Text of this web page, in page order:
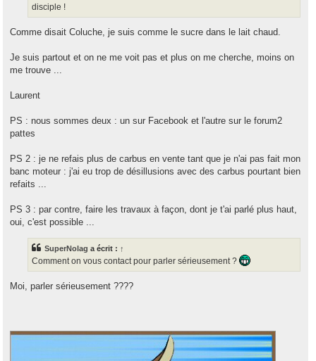
disciple !
Comme disait Coluche, je suis comme le sucre dans le lait chaud.
Je suis partout et on ne me voit pas et plus on me cherche, moins on
me trouve ...
Laurent
PS : nous sommes deux : un sur Facebook et l'autre sur le forum2
pattes
PS 2 : je ne refais plus de carbus en vente tant que je n'ai pas fait mon
banc moteur : j'ai eu trop de désillusions avec des carbus pourtant bien
refaits ...
PS 3 : par contre, faire les travaux à façon, dont je t'ai parlé plus haut,
oui, c'est possible ...
SuperNolag a écrit : ↑
Comment on vous contact pour parler sérieusement ?
Moi, parler sérieusement ????